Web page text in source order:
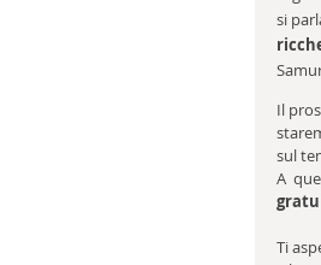
si
Il
sul
A
Ti